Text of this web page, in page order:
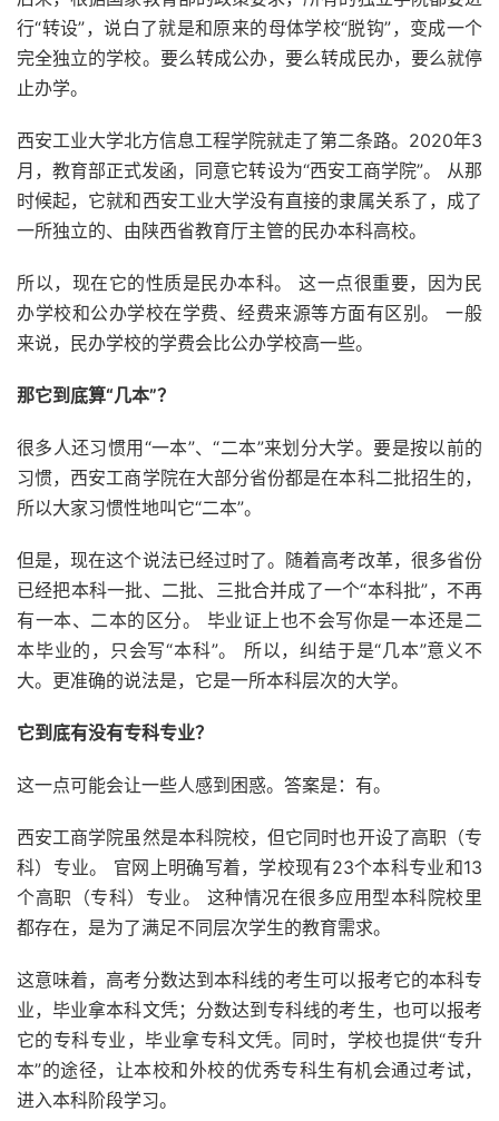
行“转设”，说白了就是和原来的母体学校“脱钩”，变成一个
完全独立的学校。要么转成公办，要么转成民办，要么就停
止办学。
西安工业大学北方信息工程学院就走了第二条路。2020年3
月，教育部正式发函，同意它转设为“西安工商学院”。 从那
时候起，它就和西安工业大学没有直接的隶属关系了，成了
一所独立的、由陕西省教育厅主管的民办本科高校。
所以，现在它的性质是民办本科。 这一点很重要，因为民
办学校和公办学校在学费、经费来源等方面有区别。 一般
来说，民办学校的学费会比公办学校高一些。
那它到底算“几本”？
很多人还习惯用“一本”、“二本”来划分大学。要是按以前的
习惯，西安工商学院在大部分省份都是在本科二批招生的，
所以大家习惯性地叫它“二本”。
但是，现在这个说法已经过时了。随着高考改革，很多省份
已经把本科一批、二批、三批合并成了一个“本科批”，不再
有一本、二本的区分。 毕业证上也不会写你是一本还是二
本毕业的，只会写“本科”。 所以，纠结于是“几本”意义不
大。更准确的说法是，它是一所本科层次的大学。
它到底有没有专科专业？
这一点可能会让一些人感到困惑。答案是：有。
西安工商学院虽然是本科院校，但它同时也开设了高职（专
科）专业。 官网上明确写着，学校现有23个本科专业和13
个高职（专科）专业。 这种情况在很多应用型本科院校里
都存在，是为了满足不同层次学生的教育需求。
这意味着，高考分数达到本科线的考生可以报考它的本科专
业，毕业拿本科文凭；分数达到专科线的考生，也可以报考
它的专科专业，毕业拿专科文凭。同时，学校也提供“专升
本”的途径，让本校和外校的优秀专科生有机会通过考试，
进入本科阶段学习。